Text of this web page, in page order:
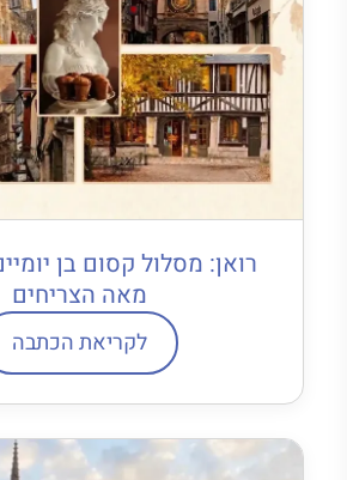
רואן: מסלול קסום בן
מאה הצריחים
לקריאת הכתבה